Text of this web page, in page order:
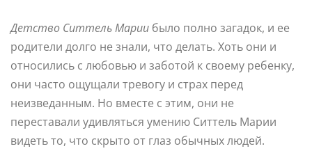
Детство Ситтель Марии было полно загадок, и ее
родители долго не знали, что делать. Хоть они и
относились с любовью и заботой к своему ребенку,
они часто ощущали тревогу и страх перед
неизведанным. Но вместе с этим, они не
переставали удивляться умению Ситтель Марии
видеть то, что скрыто от глаз обычных людей.